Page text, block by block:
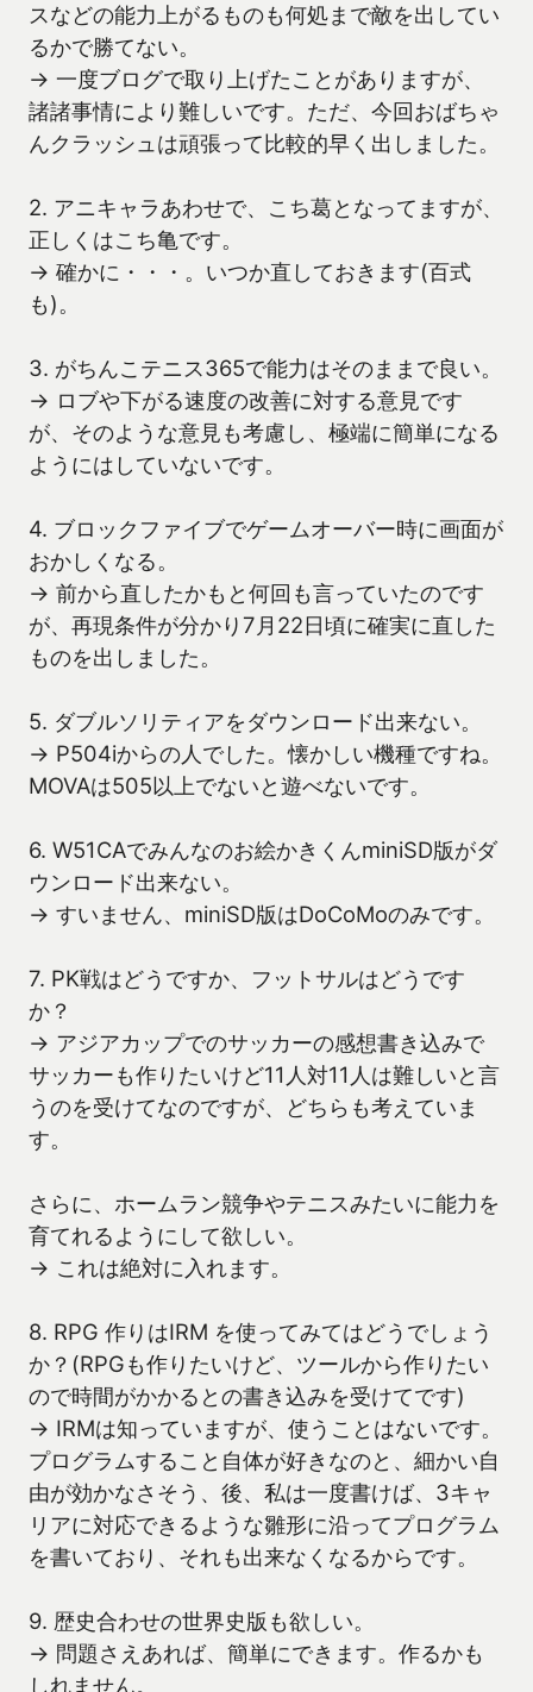
スなどの能力上がるものも何処まで敵を出してい
るかで勝てない。
→ 一度ブログで取り上げたことがありますが、
諸諸事情により難しいです。ただ、今回おばちゃ
んクラッシュは頑張って比較的早く出しました。
2. アニキャラあわせで、こち葛となってますが、
正しくはこち亀です。
→ 確かに・・・。いつか直しておきます(百式
も)。
3. がちんこテニス365で能力はそのままで良い。
→ ロブや下がる速度の改善に対する意見です
が、そのような意見も考慮し、極端に簡単になる
ようにはしていないです。
4. ブロックファイブでゲームオーバー時に画面が
おかしくなる。
→ 前から直したかもと何回も言っていたのです
が、再現条件が分かり7月22日頃に確実に直した
ものを出しました。
5. ダブルソリティアをダウンロード出来ない。
→ P504iからの人でした。懐かしい機種ですね。
MOVAは505以上でないと遊べないです。
6. W51CAでみんなのお絵かきくんminiSD版がダ
ウンロード出来ない。
→ すいません、miniSD版はDoCoMoのみです。
7. PK戦はどうですか、フットサルはどうです
か？
→ アジアカップでのサッカーの感想書き込みで
サッカーも作りたいけど11人対11人は難しいと言
うのを受けてなのですが、どちらも考えていま
す。
さらに、ホームラン競争やテニスみたいに能力を
育てれるようにして欲しい。
→ これは絶対に入れます。
8. RPG 作りはIRM を使ってみてはどうでしょう
か？(RPGも作りたいけど、ツールから作りたい
ので時間がかかるとの書き込みを受けてです)
→ IRMは知っていますが、使うことはないです。
プログラムすること自体が好きなのと、細かい自
由が効かなさそう、後、私は一度書けば、3キャ
リアに対応できるような雛形に沿ってプログラム
を書いており、それも出来なくなるからです。
9. 歴史合わせの世界史版も欲しい。
→ 問題さえあれば、簡単にできます。作るかも
しれません。